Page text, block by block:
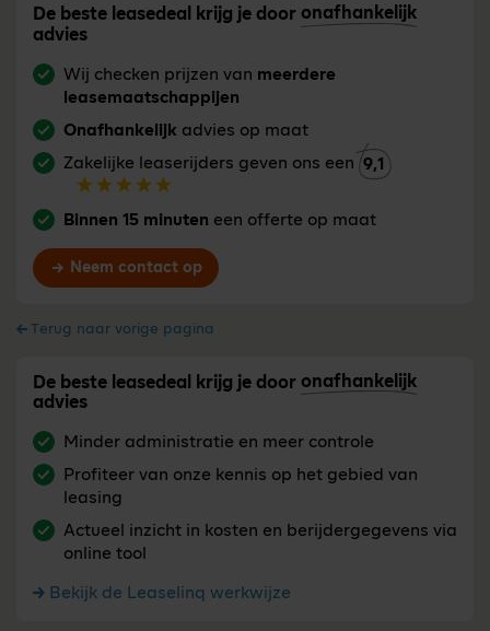
De beste leasedeal krijg je door onafhankelijk
advies
Wij checken prijzen van meerdere
leasemaatschappijen
Onafhankelijk advies op maat
Zakelijke leaserijders geven ons een 9,1
Binnen 15 minuten een offerte op maat
Neem contact op
Terug naar vorige pagina
De beste leasedeal krijg je door onafhankelijk
advies
Minder administratie en meer controle
Profiteer van onze kennis op het gebied van
leasing
Actueel inzicht in kosten en berijdergegevens via
online tool
Bekijk de Leaselinq werkwijze